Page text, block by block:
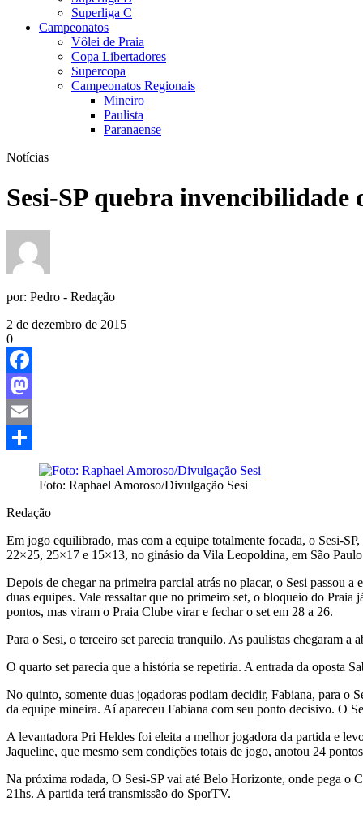
Superliga C
Campeonatos
Vôlei de Praia
Copa Libertadores
Supercopa
Campeonatos Regionais
Mineiro
Paulista
Paranaense
Notícias
Sesi-SP quebra
por: Pedro - Redação
2 de dezembro de 2015
0
Facebook
Mastodon
Email
Foto: Raphael Amoroso/Divulgação Sesi
Redação
Em jogo equilibrado, mas com a equipe totalmente focada, o Sesi-
22×25, 25×17 e 15×13, no ginásio da Vila Leopoldina, em São
Depois de chegar na primeira parcial atrás no placar, o Sesi passou
duas equipes. Vale ressaltar que no primeiro set, o bloqueio do Praia
pontos, mas viram o Praia Clube virar e fechar o set em 28 a 26.
Para o Sesi, o terceiro set parecia tranquilo. As paulistas chegaram
O quarto set parecia que a história se repetiria. A entrada da oposta
No quinto, somente duas jogadoras podiam decidir, Fabiana, para o
da equipe mineira. Aí apareceu Fabiana com seu ponto decisivo. O
A levantadora Pri Heldes foi eleita a melhor jogadora da partida e
Jaqueline, que mesmo sem condições totais de jogo, anotou 24
Na próxima rodada, O Sesi-SP vai até Belo Horizonte, onde pega o
21hs. A partida terá transmissão do SporTV.